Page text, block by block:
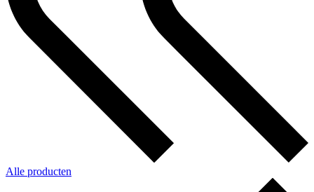
Alle producten